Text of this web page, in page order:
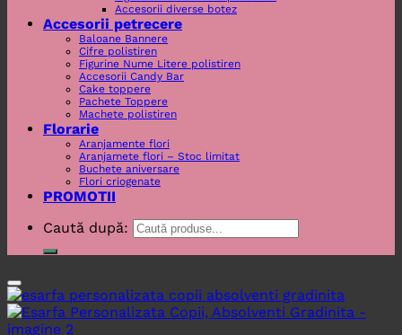
Accesorii diverse botez
Accesorii petrecere
Baloane Bannere
Cifre polistiren
Figurine Nume Litere polistiren
Accesorii Candy Bar
Cake toppere
Pachete Toppere
Machete polistiren
Florarie
Aranjamente flori
Aranjamete flori – Stoc limitat
Buchete aniversare
Flori criogenate
PROMOTII
Caută după: